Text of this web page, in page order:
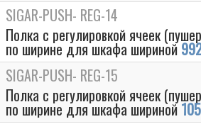
SIGAR-PUSH- REG-14
Полка с регулировкой ячеек
по ширине для шкафа шириной
SIGAR-PUSH- REG-15
Полка с регулировкой ячеек
по ширине для шкафа шириной